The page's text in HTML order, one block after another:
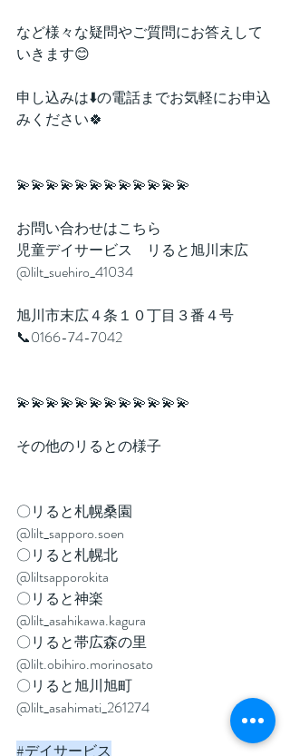
など様々な疑問やご質問にお答えして
いきます😊
申し込みは⬇️の電話までお気軽にお申込
みください🍀
💫💫💫💫💫💫💫💫💫💫💫💫
お問い合わせはこちら
児童デイサービス　リると旭川末広
@lilt_suehiro_41034
旭川市末広４条１０丁目３番４号
📞0166-74-7042
💫💫💫💫💫💫💫💫💫💫💫💫
その他のリるとの様子
〇リると札幌桑園
@lilt_sapporo.soen
〇リると札幌北
@liltsapporokita
〇リると神楽
@lilt_asahikawa.kagura
〇リると帯広森の里
@lilt.obihiro.morinosato
〇リると旭川旭町
@lilt_asahimati_261274
#デイサービス